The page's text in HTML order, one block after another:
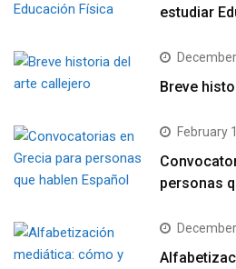
estudiar
Breve
February
personas